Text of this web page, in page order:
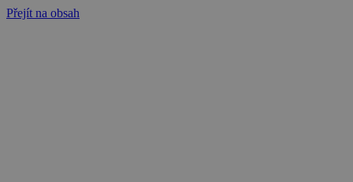
Přejít na obsah